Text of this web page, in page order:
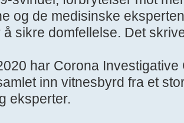
og de medisinske
å sikre domfellelse. Det
har Corona
inn vitnesbyrd fra et
eksperter.